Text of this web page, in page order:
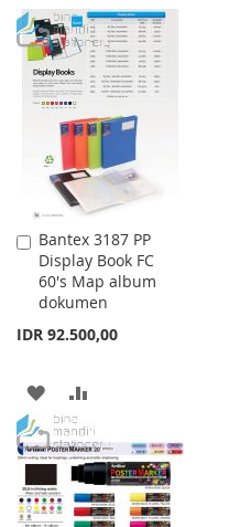
TO
WISH
LIST
TO
COMPARE
Bantex 3187 PP
Display Book FC
60's Map album
dokumen
IDR 92.500,00
Add
to
Cart
ADD
TO
WISH
LIST
TO
COMPARE